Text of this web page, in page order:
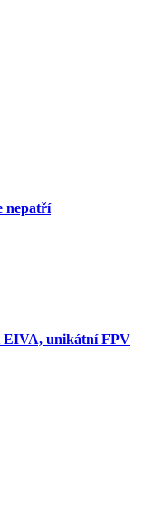
nepatří
EIVA, unikátní FPV